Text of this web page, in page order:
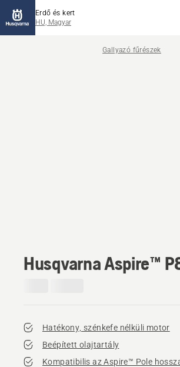
Erdő és kert
HU, Magyar
Gallyazó fűrészek
Husqvarna Aspire™
Hatékony, szénkefe nélküli motor
Beépített olajtartály
Kompatibilis az Aspire™ Pole